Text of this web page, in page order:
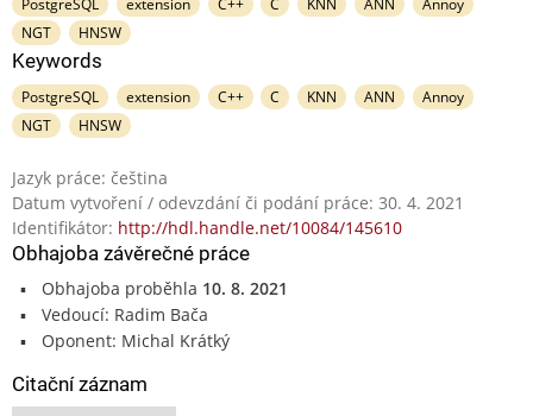
NGT
HNSW
Keywords
PostgreSQL extension C++ C KNN ANN
Annoy
NGT
HNSW
Jazyk práce: čeština
Datum vytvoření / odevzdání či podání práce: 30. 4. 2021
Identifikátor: http://hdl.handle.net/10084/145610
Obhajoba závěrečné práce
Obhajoba proběhla 10. 8. 2021
Vedoucí: Radim Bača
Oponent: Michal Krátký
Citační záznam